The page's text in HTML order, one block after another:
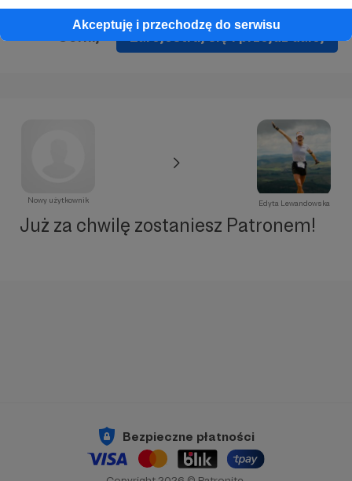
Akceptuję i przechodzę do serwisu
Zarejestruj się i przejdź dalej
Nowy użytkownik Edyta Lewandowska
Już za chwilę zostaniesz Patronem!
Bezpieczne płatności